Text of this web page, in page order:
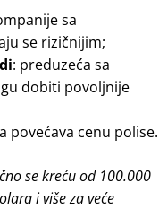
sa
se rizičnijim;
: preduzeća sa
dobiti povoljnije
povećava cenu polise.
se kreću od 100.000
i više za veće